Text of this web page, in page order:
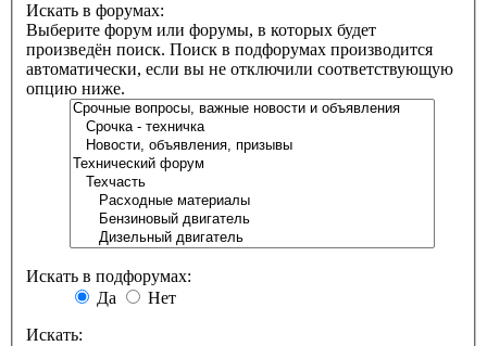
Искать в форумах:
Выберите форум или форумы, в которых будет
произведён поиск. Поиск в подфорумах производится
автоматически, если вы не отключили соответствующую
опцию ниже.
Искать в подфорумах:
Да
Нет
Искать: